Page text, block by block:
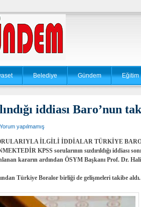
Belediye Gündem Eğitim
iddiası Baro’nun
Yorum yapılmamış
İLGİLİ İDDİALAR TÜRKİYE
KPSS sorularının sızdırıldığı iddiası
kararın ardından ÖSYM Başkanı Prof. Dr.
Türkiye Boralor birliği de gelişmeleri takibe aldı.